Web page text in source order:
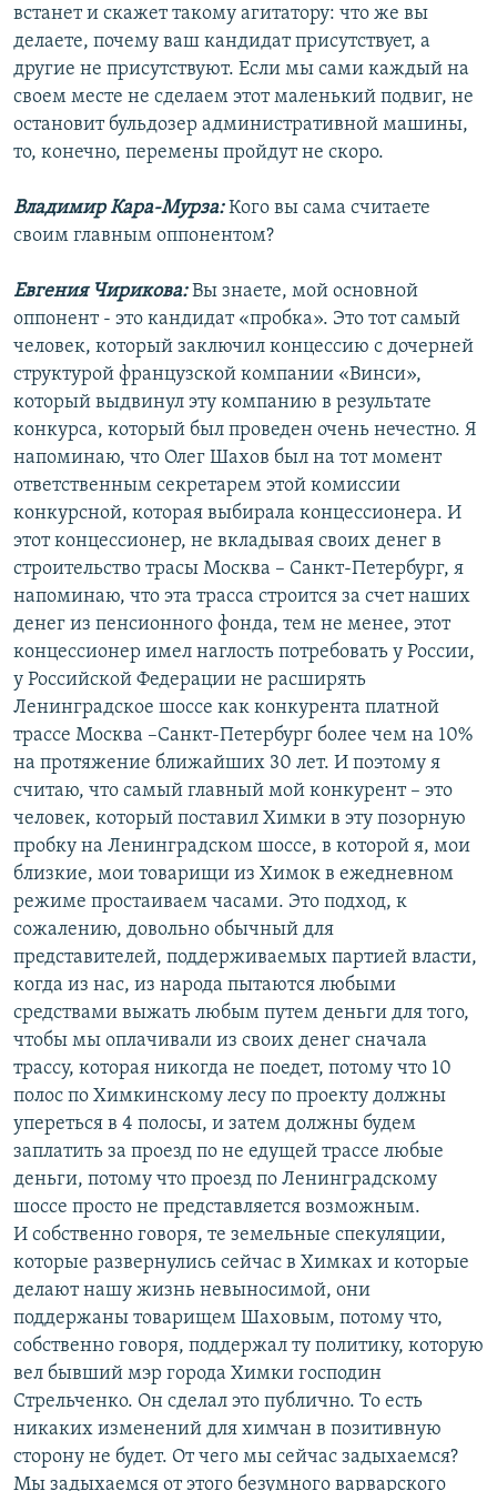
встанет и скажет такому агитатору: что же вы
делаете, почему ваш кандидат присутствует, а
другие не присутствуют. Если мы сами каждый на
своем месте не сделаем этот маленький подвиг, не
остановит бульдозер административной машины,
то, конечно, перемены пройдут не скоро.
Владимир Кара-Мурза:Кого вы сама считаете
своим главным оппонентом?
Евгения Чирикова:Вы знаете, мой основной
оппонент - это кандидат «пробка». Это тот самый
человек, который заключил концессию с дочерней
структурой французской компании «Винси»,
который выдвинул эту компанию в результате
конкурса, который был проведен очень нечестно. Я
напоминаю, что Олег Шахов был на тот момент
ответственным секретарем этой комиссии
конкурсной, которая выбирала концессионера. И
этот концессионер, не вкладывая своих денег в
строительство трасы Москва – Санкт-Петербург, я
напоминаю, что эта трасса строится за счет наших
денег из пенсионного фонда, тем не менее, этот
концессионер имел наглость потребовать у России,
у Российской Федерации не расширять
Ленинградское шоссе как конкурента платной
трассе Москва –Санкт-Петербург более чем на 10%
на протяжение ближайших 30 лет. И поэтому я
считаю, что самый главный мой конкурент – это
человек, который поставил Химки в эту позорную
пробку на Ленинградском шоссе, в которой я, мои
близкие, мои товарищи из Химок в ежедневном
режиме простаиваем часами. Это подход, к
сожалению, довольно обычный для
представителей, поддерживаемых партией власти,
когда из нас, из народа пытаются любыми
средствами выжать любым путем деньги для того,
чтобы мы оплачивали из своих денег сначала
трассу, которая никогда не поедет, потому что 10
полос по Химкинскому лесу по проекту должны
упереться в 4 полосы, и затем должны будем
заплатить за проезд по не едущей трассе любые
деньги, потому что проезд по Ленинградскому
шоссе просто не представляется возможным.
И собственно говоря, те земельные спекуляции,
которые развернулись сейчас в Химках и которые
делают нашу жизнь невыносимой, они
поддержаны товарищем Шаховым, потому что,
собственно говоря, поддержал ту политику, которую
вел бывший мэр города Химки господин
Стрельченко. Он сделал это публично. То есть
никаких изменений для химчан в позитивную
сторону не будет. От чего мы сейчас задыхаемся?
Мы задыхаемся от этого безумного варварского